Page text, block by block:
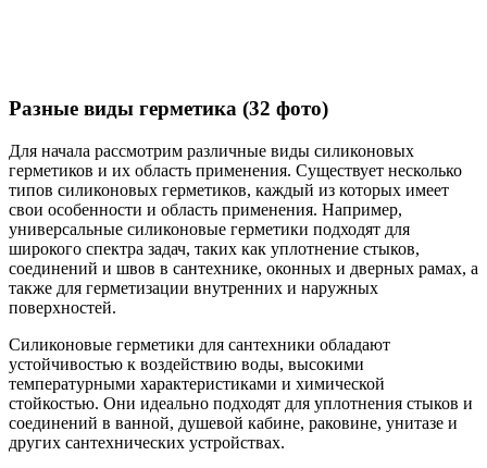
Разные виды герметика (32 фото)
Для начала рассмотрим различные виды силиконовых
герметиков и их область применения. Существует несколько
типов силиконовых герметиков, каждый из которых имеет
свои особенности и область применения. Например,
универсальные силиконовые герметики подходят для
широкого спектра задач, таких как уплотнение стыков,
соединений и швов в сантехнике, оконных и дверных рамах, а
также для герметизации внутренних и наружных
поверхностей.
Силиконовые герметики для сантехники обладают
устойчивостью к воздействию воды, высокими
температурными характеристиками и химической
стойкостью. Они идеально подходят для уплотнения стыков и
соединений в ванной, душевой кабине, раковине, унитазе и
других сантехнических устройствах.